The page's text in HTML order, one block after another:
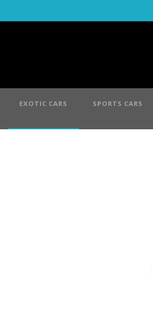
EXOTIC CARS SPORTS CARS